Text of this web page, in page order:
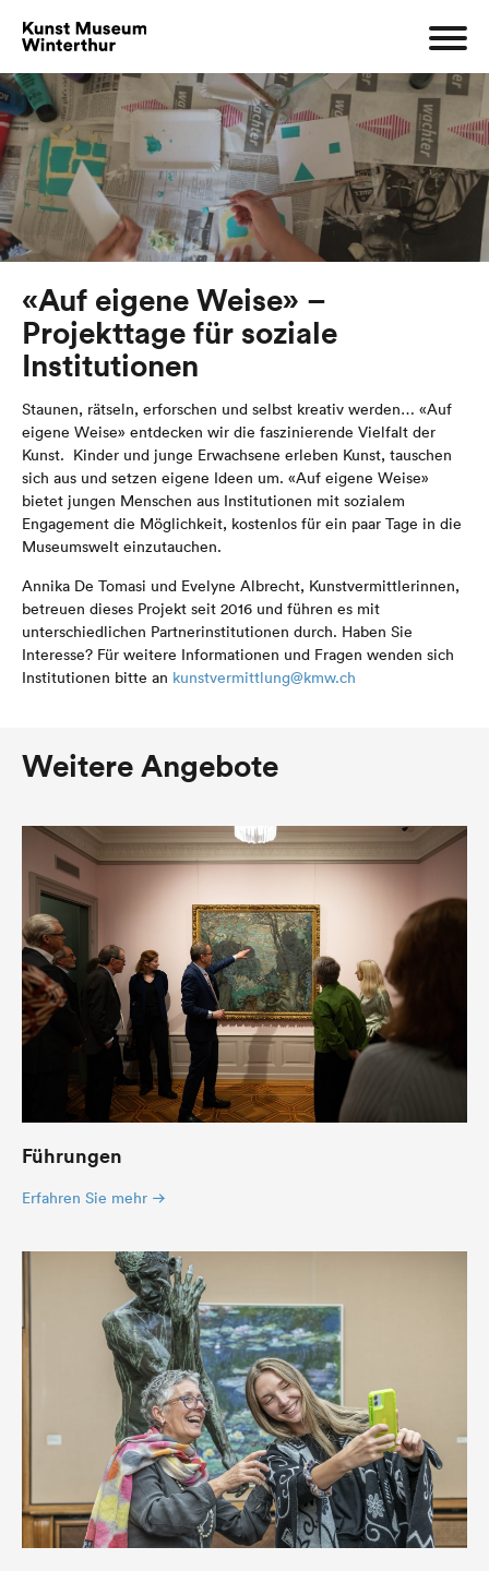
«Auf eigene Weise» –
Projekttage für soziale
Institutionen
Staunen, rätseln, erforschen und selbst kreativ werden… «Auf
eigene Weise» entdecken wir die faszinierende Vielfalt der
Kunst. Kinder und junge Erwachsene erleben Kunst, tauschen
sich aus und setzen eigene Ideen um. «Auf eigene Weise»
bietet jungen Menschen aus Institutionen mit sozialem
Engagement die Möglichkeit, kostenlos für ein paar Tage in die
Museumswelt einzutauchen.
Annika De Tomasi und Evelyne Albrecht, Kunstvermittlerinnen,
betreuen dieses Projekt seit 2016 und führen es mit
unterschiedlichen Partnerinstitutionen durch. Haben Sie
Interesse? Für weitere Informationen und Fragen wenden sich
Institutionen bitte an kunstvermittlung@kmw.ch
Weitere Angebote
Führungen
Erfahren Sie mehr